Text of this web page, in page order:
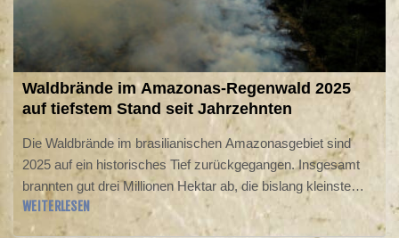
Waldbrände im Amazonas-Regenwald 2025
auf tiefstem Stand seit Jahrzehnten
Die Waldbrände im brasilianischen Amazonasgebiet sind
2025 auf ein historisches Tief zurückgegangen. Insgesamt
brannten gut drei Millionen Hektar ab, die bislang kleinste
Fläche seit Beginn der Aufzeichnungen 1983, wie das
Überwachungsnetzwerk MapBiomas am Dienstag mitteilte.
WEITERLESEN